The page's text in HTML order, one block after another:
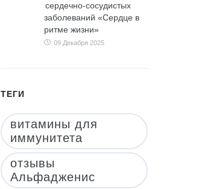
сердечно-сосудистых
заболеваний «Сердце в
ритме жизни»
09 Декабря 2025
ТЕГИ
витамины для
иммунитета
отзывы
Альфадженис